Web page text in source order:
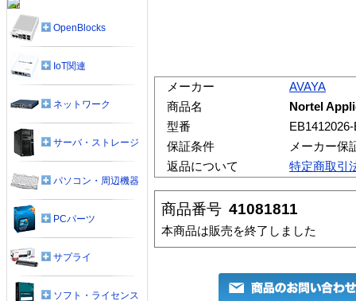
メーカー
AVAYA
商品名
Nortel
型番
保証条件
メーカー保
返品について
特定商取引
商品番号 41081811
本商品は販売を終了しました
OpenBlocks
IoT関連
ネットワーク
サーバ・ストレージ
パソコン・周辺機器
PCパーツ
サプライ
ソフト・ライセンス